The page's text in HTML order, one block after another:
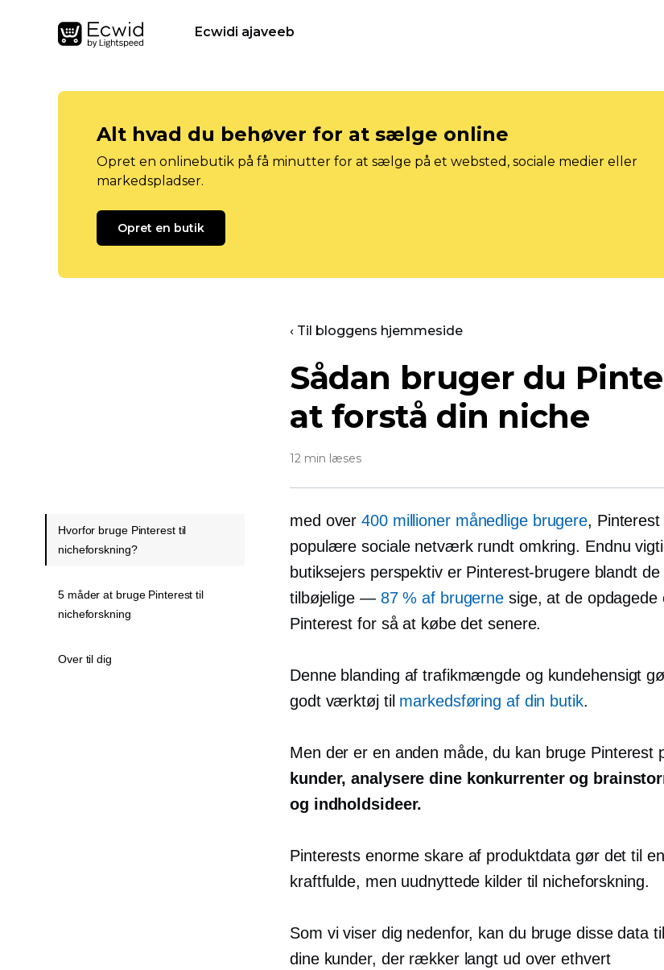
Ecwidi ajaveeb
Alt hvad du behøver for at sælge online
Opret en onlinebutik på få minutter for at sælge på et websted, sociale medier eller
markedspladser.
Opret en butik
‹ Til bloggens hjemmeside
Sådan bruger du
at forstå din niche
12 min læses
med over400 millioner månedlige brugere,
populære sociale netværk rundt omkring. Endnu
butiksejers perspektiv er Pinterest-brugere blandt
tilbøjelige — 87 % af brugerne sige, at de opdagede
Pinterest for så at købe det senere.
Denne blanding af trafikmængde og kundehensigt
godt værktøj til markedsføring af din butik.
Men der er en anden måde, du kan bruge Pinterest
kunder, analysere dine konkurrenter og
og indholdsideer.
Pinterests enorme skare af produktdata gør det til
kraftfulde, men uudnyttede kilder til nicheforskning.
Som vi viser dig nedenfor, kan du bruge disse data
dine kunder, der rækker langt ud over ethvert
Hvorfor bruge Pinterest til
nicheforskning?
5 måder at bruge Pinterest til
nicheforskning
Over til dig